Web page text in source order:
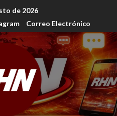
de 2026
Correo Electrónico